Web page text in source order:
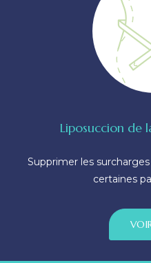
Liposuccion de
Supprimer les
certaines